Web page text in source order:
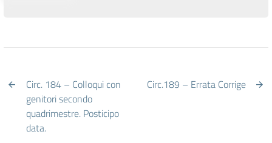
Circ. 184 – Colloqui con
genitori secondo
quadrimestre. Posticipo
data.
Circ.189 – Errata Corrige